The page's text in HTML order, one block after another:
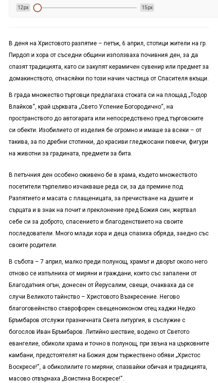
12px 15px
В деня на Христовото разпятие – петък, 6 април, стотици жители на гр.
Пирдоп и хора от съседни общини използваха почивния ден, за да
спазят традицията, като си закупят керамичен сувенир или предмет за
домакинството, отнасяйки по този начин частица от Спасителя вкъщи.
В града множество търговци предлагаха стоката си на площад „Тодор
Влайков“, край църквата „Свето Успение Богородично“, на
пространството до автогарата или непосредствено пред търговските
си обекти. Изобилието от изделия бе огромно и имаше за всеки – от
такива, за по дребни стотинки, до красиви гледжосани гювечи, фигури
на животни за градината, предмети за бита.
В петъчния ден особено оживено бе в храма, където множеството
посетители търпеливо изчакваше реда си, за да премине под
Разпятието и масата с плащеницата, за пречистване на душите и
сърцата и в знак на почит и преклонение пред Божия син, жертвал
себе си за доброто, спасението и благоденствието на своите
последователи. Много млади хора и деца спазиха обряда, заедно със
своите родители.
В събота – 7 април, малко преди полунощ, храмът и дворът около него
отново се изпълниха от миряни и граждани, които със запалени от
Благодатния огън, донесен от Йерусалим, свещи, очакваха да се
случи Великото тайнство – Христовото Възкресение. Негово
благоговейнство ставрофорен свещеноиконом отец хаджи Недко
Бръмбаров отслужи празничната Света литургия, в съслужие с
богослов Иван Бръмбаров. Литийно шествие, водено от Светото
евангелие, обиколи храма и точно в полунощ, при звъна на църковните
камбани, предстоятелят на Божия дом тържествено обяви „Христос
Воскресе!“, а обиколилите го миряни, спазвайки обичая и традицията,
масово отвърнаха „Воистина Воскресе!“.